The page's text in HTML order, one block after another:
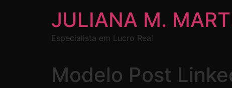
JULIANA M.
Especialista em Lucro Real
Modelo Post